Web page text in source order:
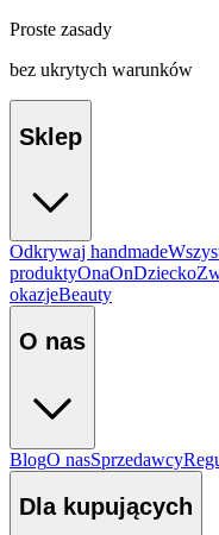
Proste zasady
bez ukrytych warunków
Sklep
Odkrywaj handmade
produktyOnaOnDziecko
okazjeBeauty
O nas
BlogO nasSprzedawcy
Dla kupujących